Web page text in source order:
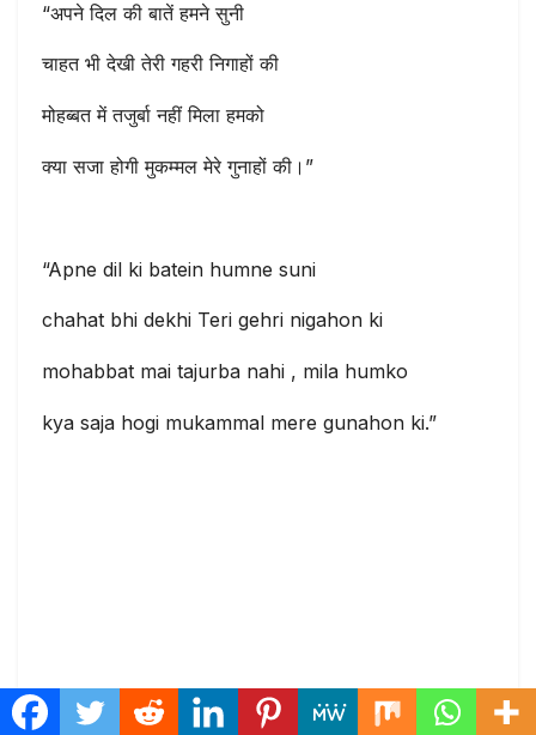
“अपने दिल की बातें हमने सुनी
चाहत भी देखी तेरी गहरी निगाहों की
मोहब्बत में तजुर्बा नहीं मिला हमको
क्या सजा होगी मुकम्मल मेरे गुनाहों की।”
“Apne dil ki batein humne suni
chahat bhi dekhi Teri gehri nigahon ki
mohabbat mai tajurba nahi , mila humko
kya saja hogi mukammal mere gunahon ki.”